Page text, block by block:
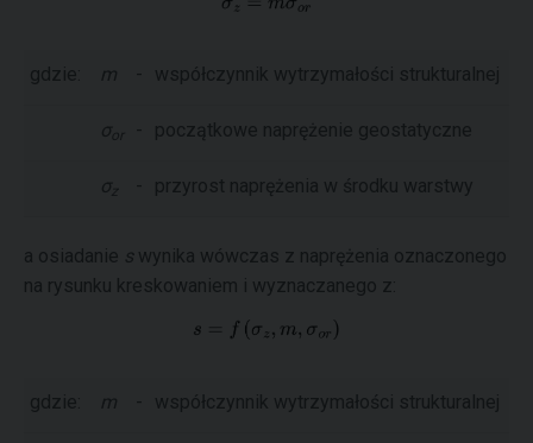
gdzie: m - współczynnik wytrzymałości strukturalnej
σ or - początkowe naprężenie geostatyczne
σz - przyrost naprężenia w środku warstwy
a osiadanie s wynika wówczas z naprężenia oznaczonego
na rysunku kreskowaniem i wyznaczanego z:
gdzie: m - współczynnik wytrzymałości strukturalnej